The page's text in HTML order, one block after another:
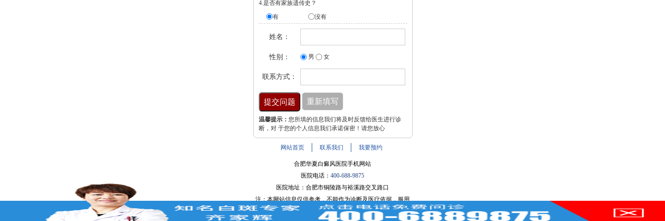
4.是否有家族遗传史？
有
没有
姓名：
性别： 男 女
联系方式：
温馨提示： 您所填的信息我们将及时反馈给医生进行诊
断，对 于您的个人信息我们承诺保密！请您放心
网站首页 联系我们 我要预约
合肥华夏白癜风医院手机网站
医院电话： 400-688-9875
医院地址：合肥市铜陵路与裕溪路交叉路口
注：本网站信息仅供参考，不能作为诊断及医疗依据，服用
药物或进行治疗时请遵医嘱。如有转载或引用文章涉及版权